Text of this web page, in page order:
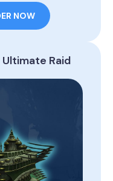
NOW
Raid